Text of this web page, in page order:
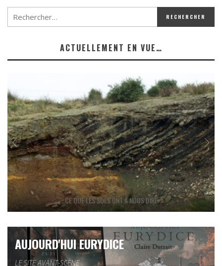
ACTUELLEMENT EN VUE…
CE QUE LES SOLS ONT À NOUS DIRE
AUJOURD'HUI EURYDICE
LE SITE AVANT-SCÈNE